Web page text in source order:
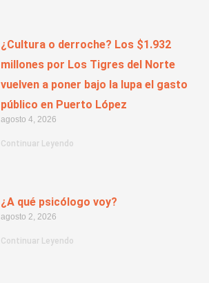
¿Cultura o derroche? Los $1.932
millones por Los Tigres del Norte
vuelven a poner bajo la lupa el gasto
público en Puerto López
agosto 4, 2026
Continuar Leyendo
¿A qué psicólogo voy?
agosto 2, 2026
Continuar Leyendo